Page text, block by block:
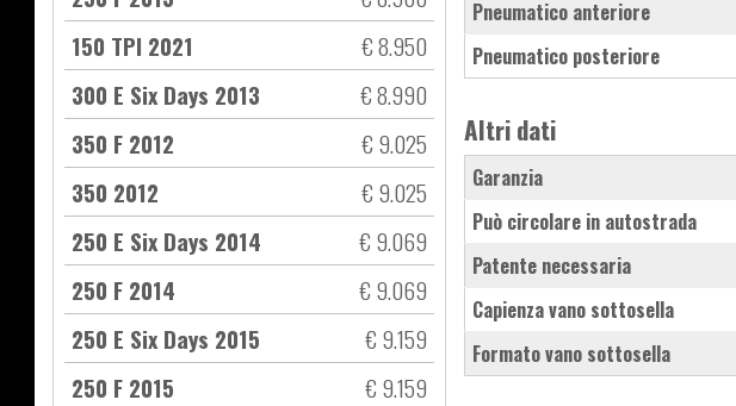
150 TPI 2021
€ 8.950
300 E Six Days 2013
€ 8.990
350 F 2012
€ 9.025
350 2012
€ 9.025
250 E Six Days 2014
€ 9.069
250 F 2014
€ 9.069
250 E Six Days 2015
€ 9.159
250 F 2015
€ 9.159
Pneumatico anteriore
Pneumatico posteriore
Altri dati
Garanzia
Può circolare in autostrada
Patente necessaria
Capienza vano sottosella
Formato vano sottosella